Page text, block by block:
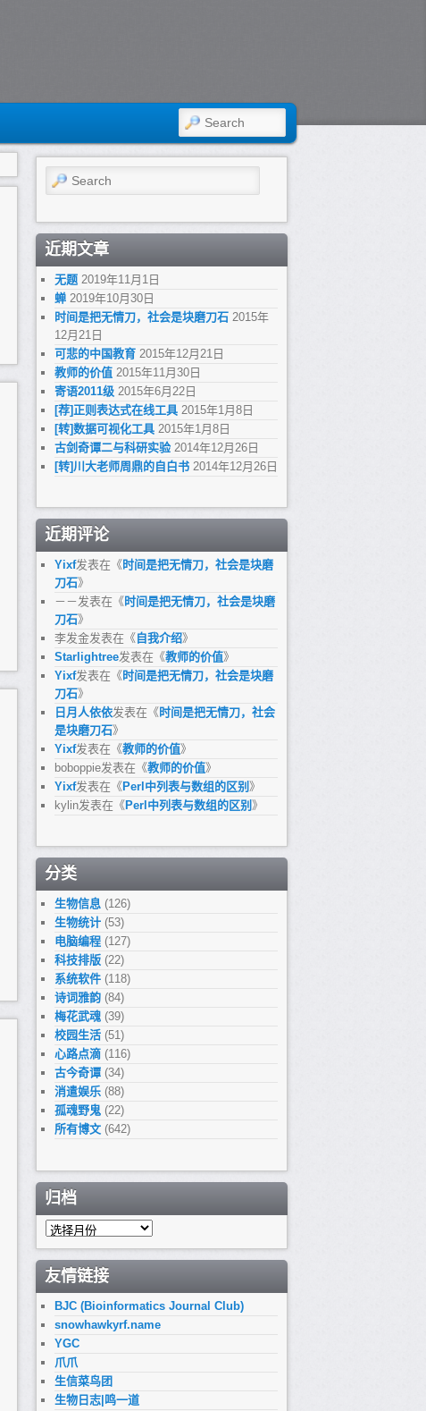
SEARCH
Search
近期文章
无题 2019年11月1日
蝉 2019年10月30日
时间是把无情刀，社会是块磨刀石 2015年
12月21日
可悲的中国教育 2015年12月21日
教师的价值 2015年11月30日
寄语2011级 2015年6月22日
[荐]正则表达式在线工具 2015年1月8日
[转]数据可视化工具 2015年1月8日
古剑奇谭二与科研实验 2014年12月26日
[转]川大老师周鼎的自白书 2014年12月26日
近期评论
Yixf发表在《 时间是把无情刀，社会是块磨
刀石》
－－发表在《 时间是把无情刀，社会是块磨
刀石》
李发金发表在《 自我介绍》
Starlightree发表在《教师的价值》
Yixf发表在《 时间是把无情刀，社会是块磨
刀石》
日月人依依发表在《 时间是把无情刀，社会
是块磨刀石》
Yixf发表在《教师的价值》
boboppie发表在《教师的价值》
Yixf发表在《 Perl中列表与数组的区别 》
kylin发表在《 Perl中列表与数组的区别 》
分类
生物信息 (126)
生物统计 (53)
电脑编程 (127)
科技排版 (22)
系统软件 (118)
诗词雅韵 (84)
梅花武魂 (39)
校园生活 (51)
心路点滴 (116)
古今奇谭 (34)
消遣娱乐 (88)
孤魂野鬼 (22)
所有博文 (642)
归档
归
友情链接
BJC (Bioinformatics Journal Club)
snowhawkyrf.name
YGC
爪爪
生信菜鸟团
生物日志|鸣一道